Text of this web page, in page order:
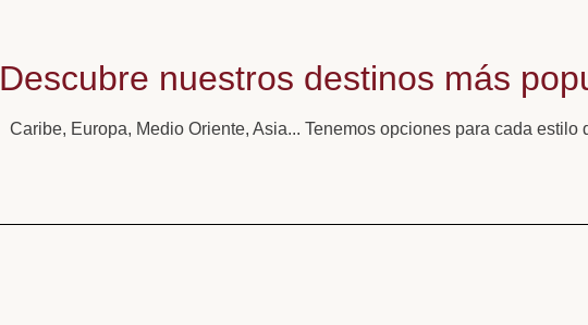
Descubre nuestros destinos más
Caribe, Europa, Medio Oriente, Asia... Tenemos opciones para cada estilo